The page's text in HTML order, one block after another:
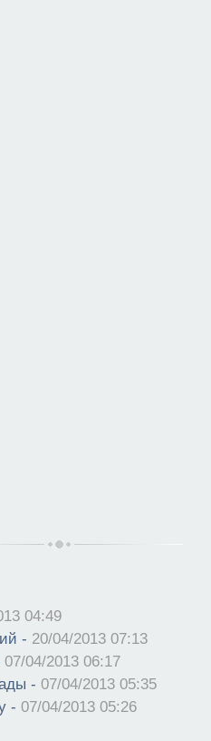
04:49
- 20/04/2013 07:13
07/04/2013 06:17
-07/04/2013 05:35
-07/04/2013 05:26